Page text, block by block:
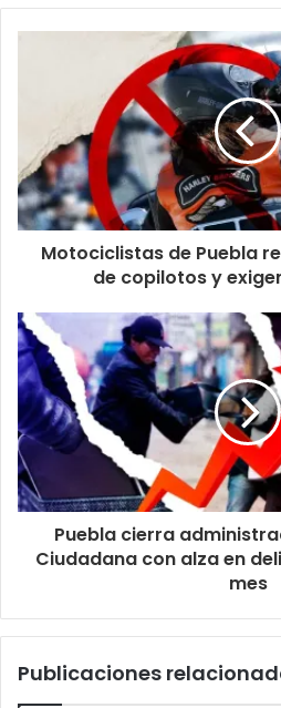
Motociclistas de Puebla
de copilotos y
Puebla cierra
Ciudadana con alza en
mes
Publicaciones